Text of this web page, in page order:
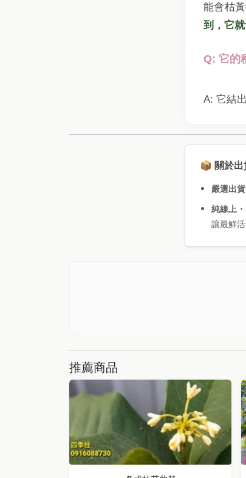
能會枯
到，它
Q: 它的
A: 它結
📦 關於
嚴選出
純線上
讓最鮮
推薦商品